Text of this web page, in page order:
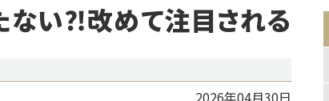
ピックアップ物件特集 vol.1
ピックアップ物件特集 vol.2
られる土地 無料会員システム 会員ページログイン
ない⁈改めて注目される
2026年04月30日